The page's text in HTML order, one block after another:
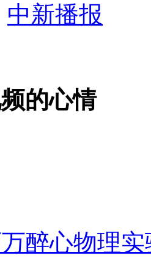
警民合力深夜将其击毙
痛下狠手拳打脚踢
面不公正
中新播报
的心情
醉心物理